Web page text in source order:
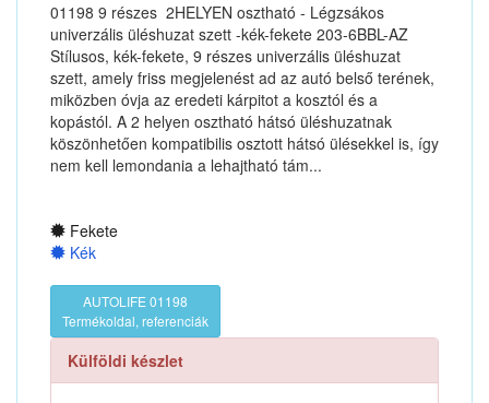
01198 9 részes 2HELYEN osztható - Légzsákos
univerzális üléshuzat szett -kék-fekete 203-6BBL-AZ
Stílusos, kék-fekete, 9 részes univerzális üléshuzat
szett, amely friss megjelenést ad az autó belső terének,
miközben óvja az eredeti kárpitot a kosztól és a
kopástól. A 2 helyen osztható hátsó üléshuzatnak
köszönhetően kompatibilis osztott hátsó ülésekkel is, így
nem kell lemondania a lehajtható tám...
Fekete
Kék
AUTOLIFE 01198
Termékoldal, referenciák
Külföldi készlet